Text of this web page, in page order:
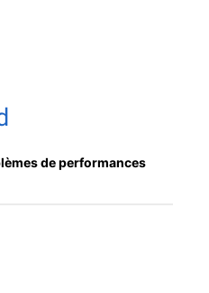
de performances